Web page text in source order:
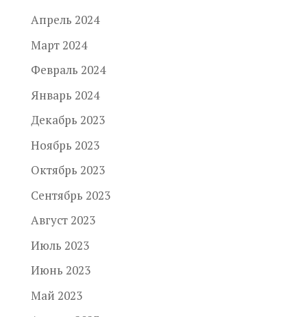
Апрель 2024
Март 2024
Февраль 2024
Январь 2024
Декабрь 2023
Ноябрь 2023
Октябрь 2023
Сентябрь 2023
Август 2023
Июль 2023
Июнь 2023
Май 2023